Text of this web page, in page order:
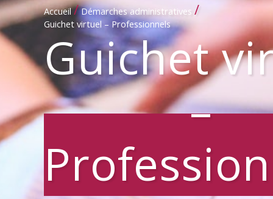
Accueil / Démarches administratives /
Guichet virtuel – Professionnels
Guichet
–